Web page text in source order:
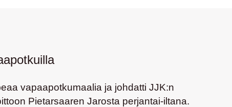
vapaapotkumaalia ja johdatti JJK:n
Pietarsaaren Jarosta perjantai-iltana.